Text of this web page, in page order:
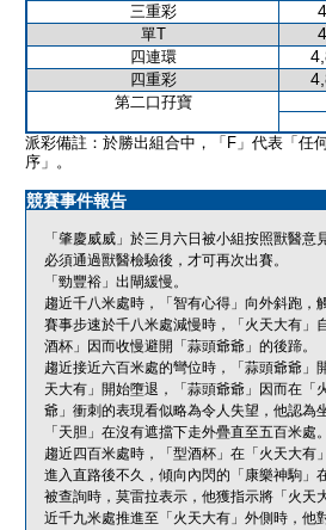
三重彩
單T
四連環
四重彩
第二口孖寶
派彩備註：於勝出組合中，「F」代表「任
序」。
競賽事件報告
「肇慶威威」於三月六日被小組按照獸醫
必須通過獸醫檢驗後，才可再次出賽。
「勁豐裕」出閘緩慢。
趨近千八米處時，「智有心得」向外斜跑，
賽事步速於千八米處減慢時，「火天大有」
酒杯」因而收慢避開「蒜頭爺爺」的後蹄。
趨近接近六百米處的彎位時，「蒜頭爺爺」
天大有」開始墮退，「蒜頭爺爺」因而在
爺」衝刺的表現看似略為令人失望，他認為
「天胆」在沒有遮擋下走外疊直至五百米處。
趨近四百米處時，「型酒杯」在「火天大有
進入直路後不久，傾向內閃的「康樂神駒」
被查詢時，莫雷拉表示，他獲指示將「火天
近千九米處推進至「火天大有」外側時，他